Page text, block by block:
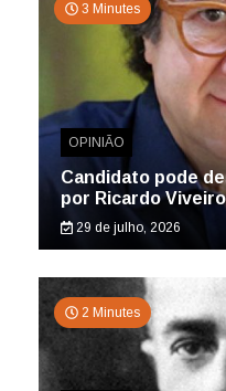
3 Minutes
OPINIÃO
Candidato pode
por Ricardo
29 de julho, 2026
2 Minutes